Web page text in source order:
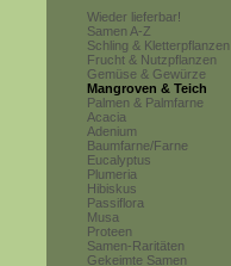
Wieder lieferbar!
Samen A-Z
Schling & Kletterpflanzen
Frucht & Nutzpflanzen
Gemüse & Gewürze
Mangroven & Teich
Palmen & Palmfarne
Acacia
Adenium
Baumfarne/Farne
Eucalyptus
Plumeria
Hibiskus
Passiflora
Musa
Proteen
Samen-Raritäten
Gekeimte Samen